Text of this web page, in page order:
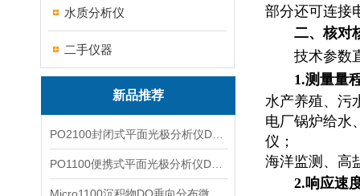
水质分析仪
二手仪器
新品推荐
部分还可连接
二、核对
技术参数
1.测量量
水产养殖、污
电厂锅炉给水
仪；
海洋监测、高
2.响应速